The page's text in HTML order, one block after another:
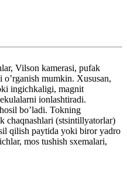
Vilson kamerasi, pufak
mumkin. Xususan,
ingichkaligi, magnit
ionlashtiradi.
bo’ladi. Tokning
chaqnashlari (stsintillyatorlar)
qilish paytida yoki biror yadro
mos tushish sxemalari,